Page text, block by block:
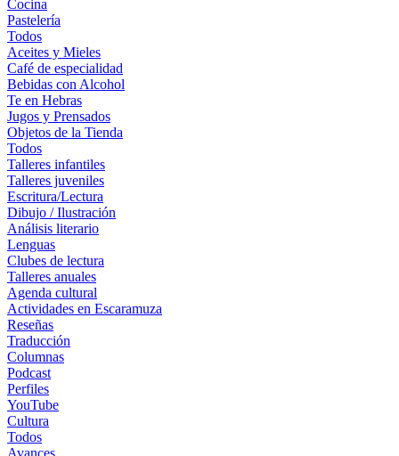
Cocina
Pastelería
Todos
Aceites y Mieles
Café de especialidad
Bebidas con Alcohol
Te en Hebras
Jugos y Prensados
Objetos de la Tienda
Todos
Talleres infantiles
Talleres juveniles
Escritura/Lectura
Dibujo / Ilustración
Análisis literario
Lenguas
Clubes de lectura
Talleres anuales
Agenda cultural
Actividades en Escaramuza
Reseñas
Traducción
Columnas
Podcast
Perfiles
YouTube
Cultura
Todos
Avances